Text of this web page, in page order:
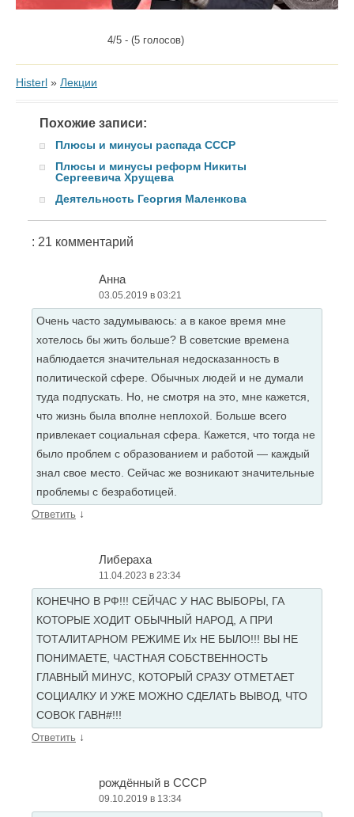
4/5 - (5 голосов)
Histerl » Лекции
Похожие записи:
Плюсы и минусы распада СССР
Плюсы и минусы реформ Никиты
Сергеевича Хрущева
Деятельность Георгия Маленкова
: 21 комментарий
Анна
03.05.2019 в 03:21
Очень часто задумываюсь: а в какое время мне
хотелось бы жить больше? В советские времена
наблюдается значительная недосказанность в
политической сфере. Обычных людей и не думали
туда подпускать. Но, не смотря на это, мне кажется,
что жизнь была вполне неплохой. Больше всего
привлекает социальная сфера. Кажется, что тогда не
было проблем с образованием и работой — каждый
знал свое место. Сейчас же возникают значительные
проблемы с безработицей.
Ответить ↓
Либераха
11.04.2023 в 23:34
КОНЕЧНО В РФ!!! СЕЙЧАС У НАС ВЫБОРЫ, ГА
КОТОРЫЕ ХОДИТ ОБЫЧНЫЙ НАРОД, А ПРИ
ТОТАЛИТАРНОМ РЕЖИМЕ Их НЕ БЫЛО!!! ВЫ НЕ
ПОНИМАЕТЕ, ЧАСТНАЯ СОБСТВЕННОСТЬ
ГЛАВНЫЙ МИНУС, КОТОРЫЙ СРАЗУ ОТМЕТАЕТ
СОЦИАЛКУ И УЖЕ МОЖНО СДЕЛАТЬ ВЫВОД, ЧТО
СОВОК ГАВН#!!!
Ответить ↓
рождённый в СССР
09.10.2019 в 13:34